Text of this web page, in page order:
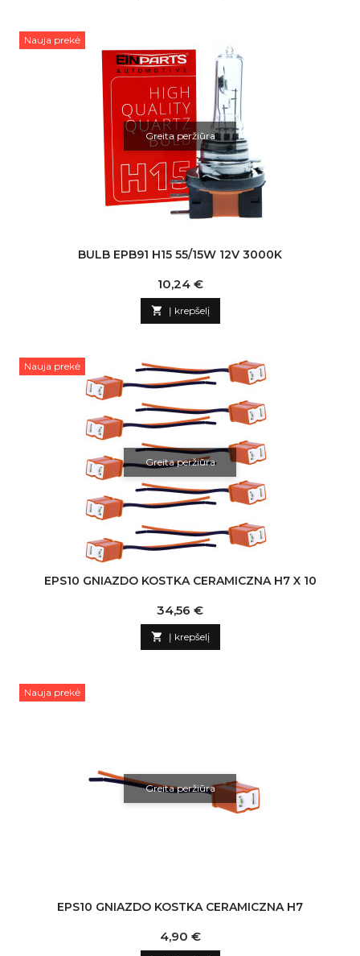
Nauja prekė
Greita peržiūra
BULB EPB91 H15 55/15W 12V 3000K
Kaina
10,24 €
 Į krepšelį
Nauja prekė
Greita peržiūra
EPS10 GNIAZDO KOSTKA CERAMICZNA H7 X 10
Kaina
34,56 €
 Į krepšelį
Nauja prekė
Greita peržiūra
EPS10 GNIAZDO KOSTKA CERAMICZNA H7
Kaina
4,90 €